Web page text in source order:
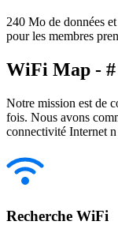
240 Mo de données
pour les membres
WiFi Map -
Notre mission est de
fois. Nous avons
connectivité Internet n
Recherche WiFi